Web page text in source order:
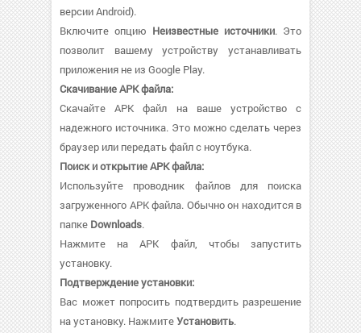
версии Android).
Включите опцию Неизвестные источники. Это
позволит вашему устройству устанавливать
приложения не из Google Play.
Скачивание APK файла:
Скачайте APK файл на ваше устройство с
надежного источника. Это можно сделать через
браузер или передать файл с ноутбука.
Поиск и открытие APK файла:
Используйте проводник файлов для поиска
загруженного APK файла. Обычно он находится в
папке Downloads.
Нажмите на APK файл, чтобы запустить
установку.
Подтверждение установки:
Вас может попросить подтвердить разрешение
на установку. НажмитеУстановить.